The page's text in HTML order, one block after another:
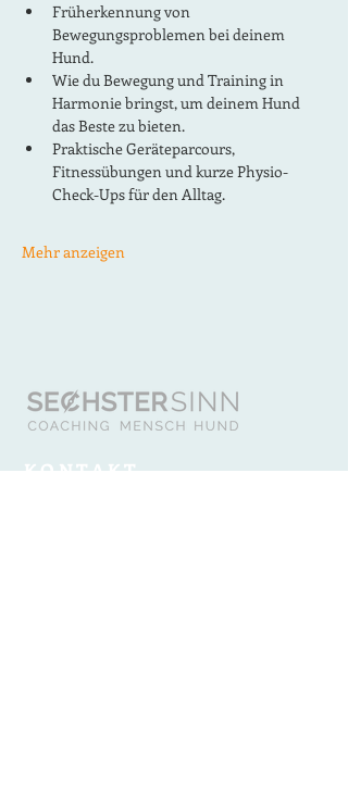
Früherkennung von
Bewegungsproblemen bei deinem
Hund.
Wie du Bewegung und Training in
Harmonie bringst, um deinem Hund
das Beste zu bieten.
Praktische Geräteparcours,
Fitnessübungen und kurze Physio-
Check-Ups für den Alltag.
Mehr anzeigen
KONTAKT